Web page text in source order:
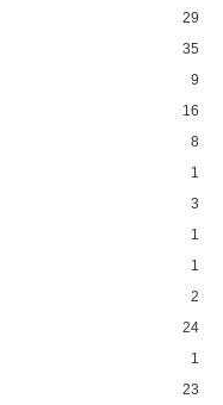
29
35
9
16
8
1
3
1
1
2
24
1
23